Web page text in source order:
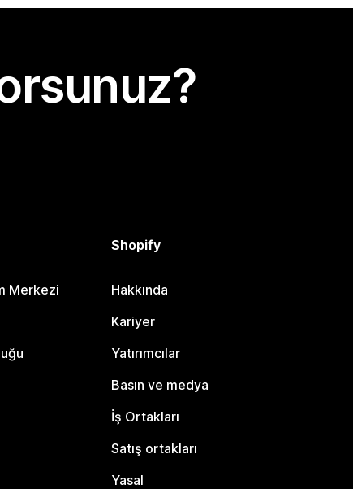
Merkezi
Shopify
Hakkında
Kariyer
Yatırımcılar
Basın ve medya
İş Ortakları
Satış ortakları
Yasal